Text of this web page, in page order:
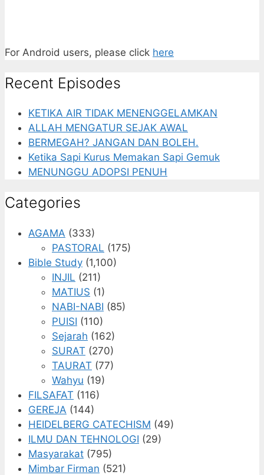
For Android users, please click here
Recent Episodes
KETIKA AIR TIDAK MENENGGELAMKAN
ALLAH MENGATUR SEJAK AWAL
BERMEGAH? JANGAN DAN BOLEH.
Ketika Sapi Kurus Memakan Sapi Gemuk
MENUNGGU ADOPSI PENUH
Categories
AGAMA (333)
PASTORAL (175)
Bible Study (1,100)
INJIL (211)
MATIUS (1)
NABI-NABI (85)
PUISI (110)
Sejarah (162)
SURAT (270)
TAURAT (77)
Wahyu (19)
FILSAFAT (116)
GEREJA (144)
HEIDELBERG CATECHISM (49)
ILMU DAN TEHNOLOGI (29)
Masyarakat (795)
Mimbar Firman (521)